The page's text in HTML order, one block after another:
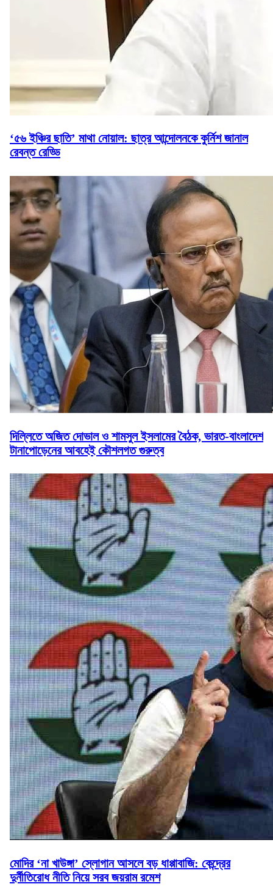
‘৫৬ ইঞ্চির ছাতি’ মাথা নোয়াল: ছাত্র আন্দোলনকে কুর্নিশ জানাল
রেবন্ত রেড্ডি
দিল্লিতে অজিত দোভাল ও শামসুল ইসলামের বৈঠক, ভারত-বাংলাদেশ
টানাপোড়েনের আবহেই কৌশলগত গুরুত্ব
মোদির ‘না খাউঙ্গা’ স্লোগান আসলে বড় ধাপ্পাবাজি: কেন্দ্রের
দুর্নীতিরোধ নীতি নিয়ে সরব জয়রাম রমেশ